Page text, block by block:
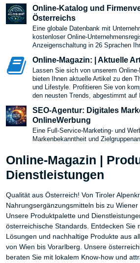
Online-Katalog und
Österreichs
Eine globale Datenbank mit
kostenloser Online-
Anzeigenschaltung in 26 Sprachen
Online-Magazin: | Aktuelle
Lassen Sie sich von unserem
bieten Ihnen aktuelle Artikel zu den
und Lifestyle. Profitieren Sie von
den neusten Trends, abgestimmt auf
SEO-Agentur: Digitales
OnlineWerbung
Eine Full-Service-Marketing- und
Markenbekanntheit und
Online-Magazin |
Dienstleistungen
Qualität aus Österreich! Von Tiroler
Nahrungsergänzungsmitteln bis zu Wiener
Unsere Produktpalette und
österreichische Standards. Entdecken Sie
Lösungen und nachhaltige Produkte aus
von Wien bis Vorarlberg. Unsere
beraten Sie mit lokalem Know-how und